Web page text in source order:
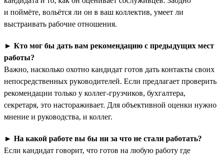
и поймёте, вольётся ли он в ваш коллектив, умеет ли
выстраивать рабочие отношения.
► Кто мог бы дать вам рекомендацию с предыдущих мест
работы?
Важно, насколько охотно кандидат готов дать контакты своих
непосредственных руководителей. Если предлагает проверить
рекомендации только у коллег-грузчиков, бухгалтера,
секретаря, это настораживает. Для объективной оценки нужно
мнение и руководства, и коллег.
► На какой работе вы бы ни за что не стали работать?
Если кандидат говорит, что готов на любую работу где